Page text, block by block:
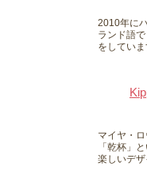
2010年に
ランド語
をしてい
マイヤ・
「乾杯」
楽しいデ